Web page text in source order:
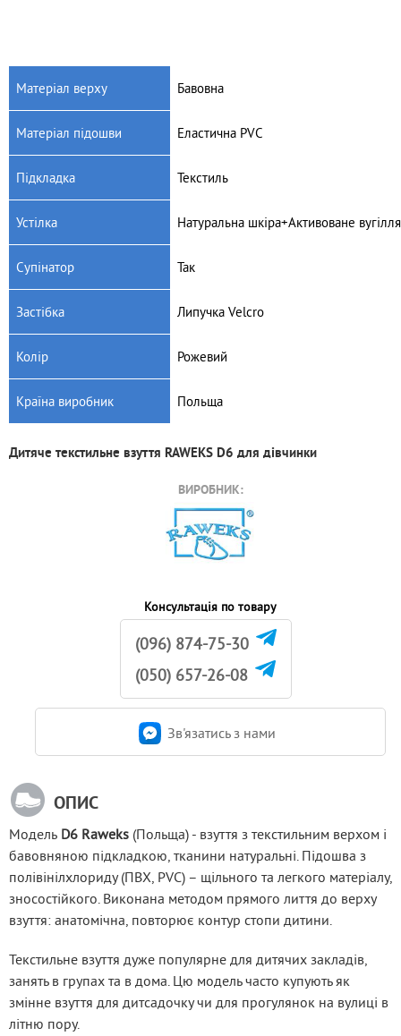
Матеріал верху Бавовна
Матеріал підошви Еластична PVC
Підкладка Текстиль
Устілка Натуральна шкіра+Активоване вугілля
Супінатор Так
Застібка Липучка Velcro
Колір Рожевий
Країна виробник Польща
Дитяче текстильне взуття RAWEKS D6 для дівчинки
ВИРОБНИК:
Консультація по товару
(096) 874-75-30
(050) 657-26-08
Зв'язатись з нами
ОПИС
Модель D6 Raweks (Польща) - взуття з текстильним верхом і
бавовняною підкладкою, тканини натуральні. Підошва з
полівінілхлориду (ПВХ, PVC) – щільного та легкого матеріалу,
зносостійкого. Виконана методом прямого лиття до верху
взуття: анатомічна, повторює контур стопи дитини.
Текстильне взуття дуже популярне для дитячих закладів,
занять в групах та в дома. Цю модель часто купують як
змінне взуття для дитсадочку чи для прогулянок на вулиці в
літню пору.